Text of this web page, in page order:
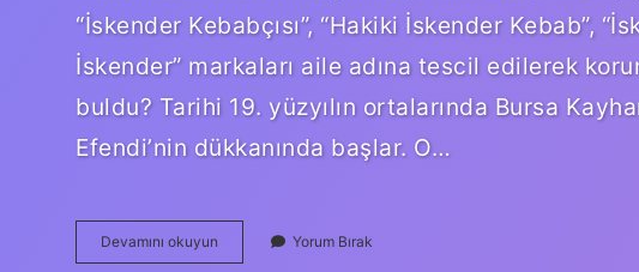
“İskender Kebabçısı”, “Hakiki İskender Kebab”,
İskender” markaları aile adına tescil edilerek
buldu? Tarihi 19. yüzyılın ortalarında Bursa
Efendi’nin dükkanında başlar. O…
Devamını okuyun İSkender
Türk
Yorum Bırak